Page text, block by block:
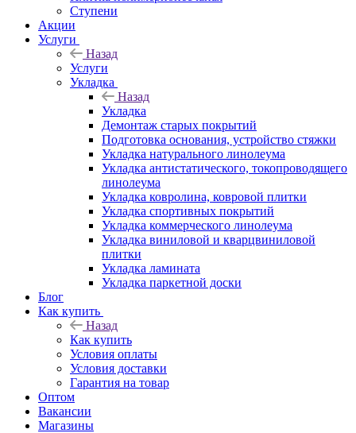
Ступени
Акции
Услуги
Назад
Услуги
Укладка
Назад
Укладка
Демонтаж старых покрытий
Подготовка основания, устройство стяжки
Укладка натурального линолеума
Укладка антистатического, токопроводящего
линолеума
Укладка ковролина, ковровой плитки
Укладка спортивных покрытий
Укладка коммерческого линолеума
Укладка виниловой и кварцвиниловой
плитки
Укладка ламината
Укладка паркетной доски
Блог
Как купить
Назад
Как купить
Условия оплаты
Условия доставки
Гарантия на товар
Оптом
Вакансии
Магазины